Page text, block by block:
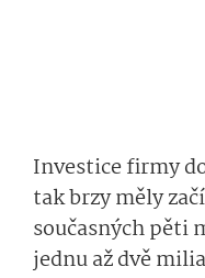
Investice firmy
tak brzy měly
současných pěti
jednu až dvě